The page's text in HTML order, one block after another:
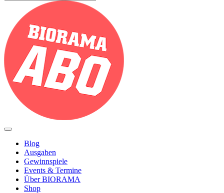
Blog
Ausgaben
Gewinnspiele
Events & Termine
Über BIORAMA
Shop